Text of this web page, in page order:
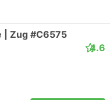
| Zug #C6575
4.6